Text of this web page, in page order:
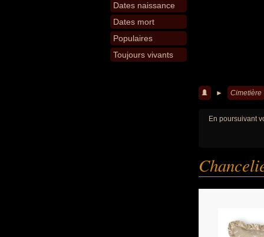
Dates naissance
Dates mort
Populaires
Toujours vivants
► Cimetière
En poursuivant